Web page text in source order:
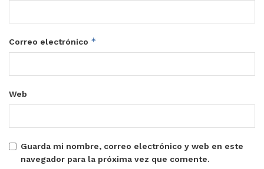
Correo electrónico *
Web
Guarda mi nombre, correo electrónico y web en este
navegador para la próxima vez que comente.